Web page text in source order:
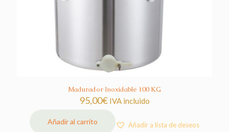
Madurador Inoxidable 100 KG
95,00€ IVA incluido
Añadir al carrito Añadir a lista de deseos